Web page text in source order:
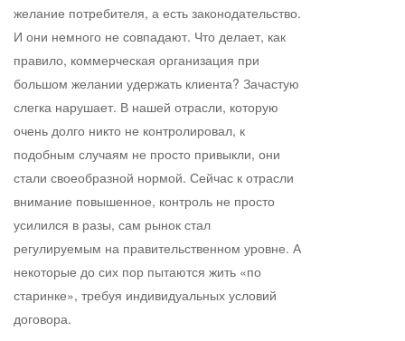
желание потребителя, а есть законодательство.
И они немного не совпадают. Что делает, как
правило, коммерческая организация при
большом желании удержать клиента? Зачастую
слегка нарушает. В нашей отрасли, которую
очень долго никто не контролировал, к
подобным случаям не просто привыкли, они
стали своеобразной нормой. Сейчас к отрасли
внимание повышенное, контроль не просто
усилился в разы, сам рынок стал
регулируемым на правительственном уровне. А
некоторые до сих пор пытаются жить «по
старинке», требуя индивидуальных условий
договора.